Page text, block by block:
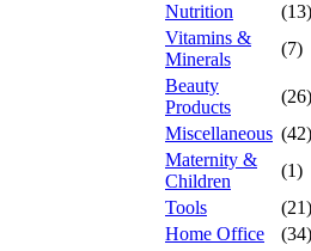
Nutrition
(13)
Vitamins &
Minerals
(7)
Beauty
Products
(26)
Miscellaneous (42)
Maternity &
Children
(1)
Tools
(21)
Home Office
(34)